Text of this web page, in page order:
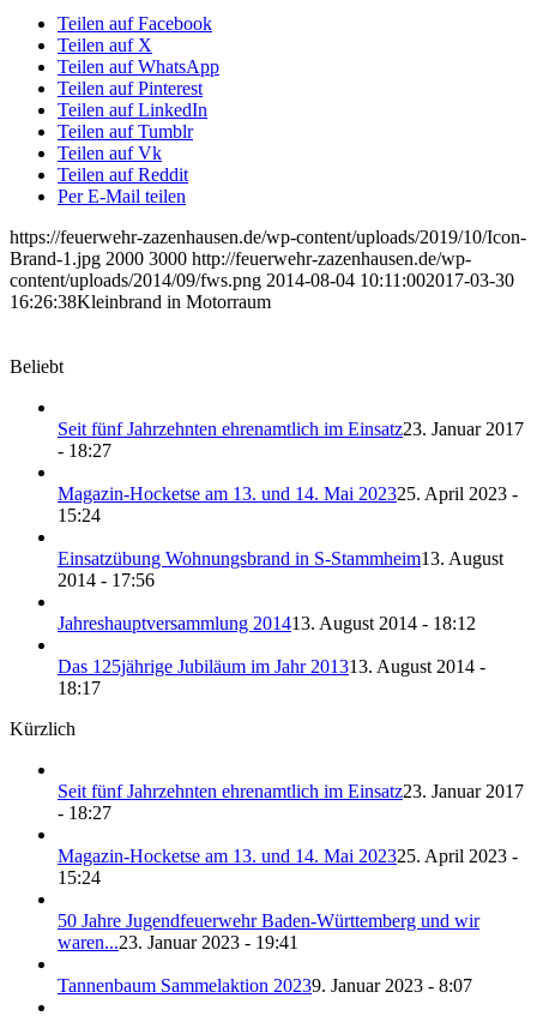
Teilen auf Facebook
Teilen auf X
Teilen auf WhatsApp
Teilen auf Pinterest
Teilen auf LinkedIn
Teilen auf Tumblr
Teilen auf Vk
Teilen auf Reddit
Per E-Mail teilen
https://feuerwehr-zazenhausen.de/wp-content/uploads/2019/10/Icon-
Brand-1.jpg 2000 3000 http://feuerwehr-zazenhausen.de/wp-
content/uploads/2014/09/fws.png 2014-08-04 10:11:002017-03-30
16:26:38Kleinbrand in Motorraum
Beliebt
Seit fünf Jahrzehnten ehrenamtlich im Einsatz23. Januar 2017
- 18:27
Magazin-Hocketse am 13. und 14. Mai 202325. April 2023 -
15:24
Einsatzübung Wohnungsbrand in S-Stammheim13. August
2014 - 17:56
Jahreshauptversammlung 201413. August 2014 - 18:12
Das 125jährige Jubiläum im Jahr 201313. August 2014 -
18:17
Kürzlich
Seit fünf Jahrzehnten ehrenamtlich im Einsatz23. Januar 2017
- 18:27
Magazin-Hocketse am 13. und 14. Mai 202325. April 2023 -
15:24
50 Jahre Jugendfeuerwehr Baden-Württemberg und wir
waren...23. Januar 2023 - 19:41
Tannenbaum Sammelaktion 20239. Januar 2023 - 8:07